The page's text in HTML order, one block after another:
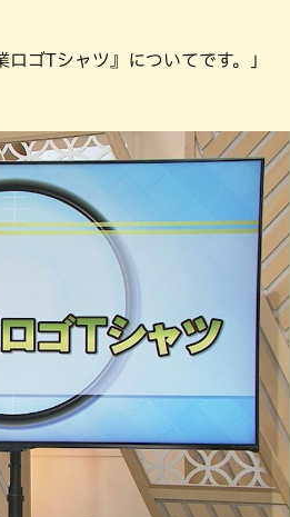
ゴTシャツ』についてです。」